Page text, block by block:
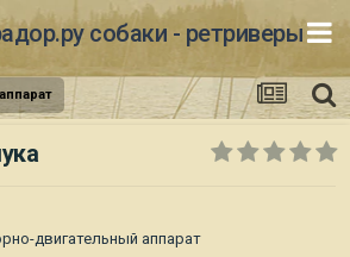
собаки - ретриверы
двигательный аппарат